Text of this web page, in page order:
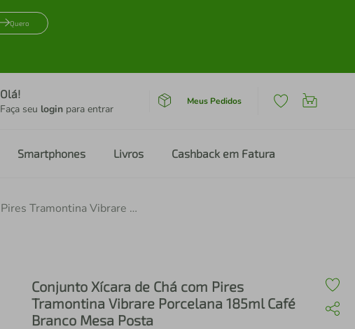
Quero
Olá!
Faça seu login para entrar
Meus Pedidos
Smartphones Livros Cashback em Fatura
Conjunto Xícara de Chá com Pires Tramontina Vibrare Porcelana 185ml Café Branco Mesa Posta
Conjunto Xícara de Chá com Pires
Tramontina Vibrare Porcelana 185ml Café
Branco Mesa Posta